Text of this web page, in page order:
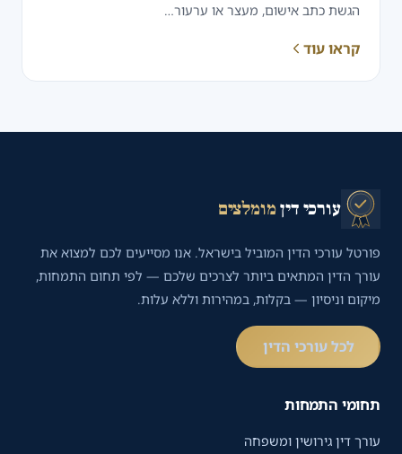
הגשת כתב אישום, מעצר או ערעור…
קראו עוד
עורכי דיןמומלצים
פורטל עורכי הדין המוביל בישראל. אנו מסייעים לכם למצוא את
עורך הדין המתאים ביותר לצרכים שלכם — לפי תחום התמחות,
מיקום וניסיון — בקלות, במהירות וללא עלות.
לכל עורכי הדין
תחומי התמחות
עורך דין גירושין ומשפחה